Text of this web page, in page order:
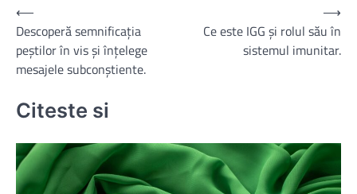
Navigare
în
articole
⟵
Descoperă semnificația
peștilor în vis și înțelege
mesajele subconștiente.
Ce este IGG și rolul său în
sistemul imunitar.
⟶
Citeste si